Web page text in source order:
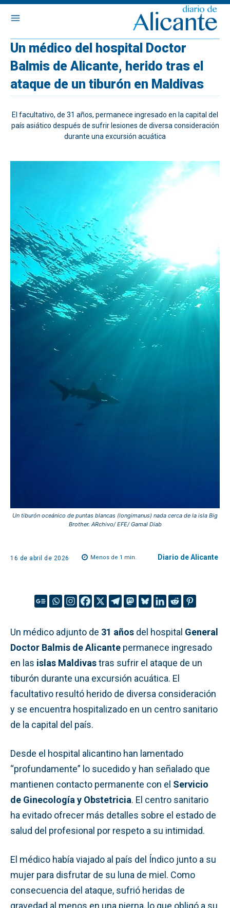
Un médico del hospital Doctor
Balmis de Alicante, herido tras el
ataque de un tiburón en Maldivas
El facultativo, de 31 años, permanece ingresado en la capital del
país asiático después de sufrir lesiones de diversa consideración
durante una excursión acuática
Un tiburón oceánico de puntas blancas (longimanus) nada cerca de la isla Big
Brother. ARchivo/ EFE/ Gamal Diab
16 de abril de 2026 Menos de 1 min. Diario de Alicante
Un médico adjunto de 31 años del hospital General
Doctor Balmis de Alicante permanece ingresado
en las islas Maldivastras sufrir el ataque de un
tiburón durante una excursión acuática. El
facultativo resultó herido de diversa consideración
y se encuentra hospitalizado en un centro sanitario
de la capital del país.
Desde el hospital alicantino han lamentado
“profundamente” lo sucedido y han señalado que
mantienen contacto permanente con el Servicio
de Ginecología y Obstetricia. El centro sanitario
ha evitado ofrecer más detalles sobre el estado de
salud del profesional por respeto a su intimidad.
El médico había viajado al país del Índico junto a su
mujer para disfrutar de su luna de miel. Como
consecuencia del ataque, sufrió heridas de
gravedad al menos en una pierna, lo que obligó a su